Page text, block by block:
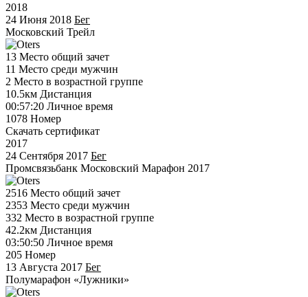
2018
24 Июня 2018 Бег
Московский Трейл
13 Место общий зачет
11 Место среди мужчин
2 Место в возрастной группе
10.5км Дистанция
00:57:20 Личное время
1078 Номер
Скачать сертификат
2017
24 Сентября 2017 Бег
Промсвязьбанк Московский Марафон 2017
2516 Место общий зачет
2353 Место среди мужчин
332 Место в возрастной группе
42.2км Дистанция
03:50:50 Личное время
205 Номер
13 Августа 2017 Бег
Полумарафон «Лужники»